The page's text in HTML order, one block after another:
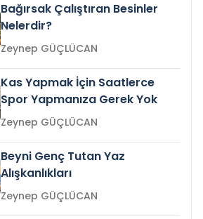
Bağırsak Çalıştıran Besinler
Nelerdir?
Zeynep GÜÇLÜCAN
Kas Yapmak İçin Saatlerce
Spor Yapmanıza Gerek Yok
Zeynep GÜÇLÜCAN
Beyni Genç Tutan Yaz
Alışkanlıkları
Zeynep GÜÇLÜCAN